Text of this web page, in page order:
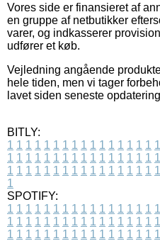
Vores side er finansieret af
en gruppe af netbutikker
varer, og indkasserer
udfører et køb.
Vejledning angående
hele tiden, men vi tager
lavet siden seneste
BITLY:
1 1 1 1 1 1 1 1 1 1 1 1 1 1 1 1 1
1 1 1 1 1 1 1 1 1 1 1 1 1 1 1 1 1
1 1 1 1 1 1 1 1 1 1 1 1 1 1 1 1 1
1
SPOTIFY:
1 1 1 1 1 1 1 1 1 1 1 1 1 1 1 1 1
1 1 1 1 1 1 1 1 1 1 1 1 1 1 1 1 1
1 1 1 1 1 1 1 1 1 1 1 1 1 1 1 1 1